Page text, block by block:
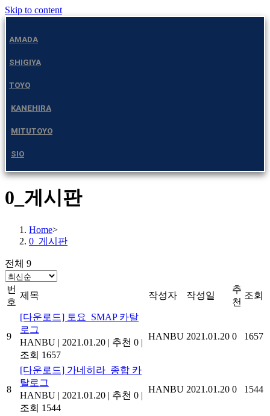
Skip to content
AMADA
SHIGIYA
TOYO
KANEHIRA
MITUTOYO
SIO
0_게시판
Home>
0_게시판
전체 9
번
호
제목 작성자 작성일
추
천
조회
9
[다운로드] 토요_SMAP 카탈
로그
HANBU | 2021.01.20 | 추천 0 |
조회 1657
HANBU 2021.01.20 0 1657
8
[다운로드] 가네히라_종합 카
탈로그
HANBU | 2021.01.20 | 추천 0 |
조회 1544
HANBU 2021.01.20 0 1544